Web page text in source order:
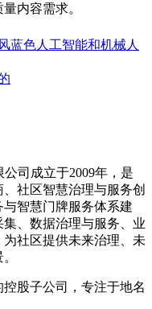
内容需求。
蓝色人工智能和机械人
司成立于2009年，是
社区智慧治理与服务创
智慧门牌服务体系建
、数据治理与服务、业
社区提供未来治理、未
股子公司，专注于地名